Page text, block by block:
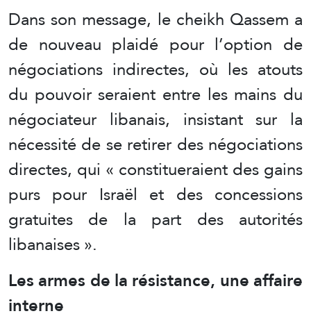
Dans son message, le cheikh Qassem a
de nouveau plaidé pour l’option de
négociations indirectes, où les atouts
du pouvoir seraient entre les mains du
négociateur libanais, insistant sur la
nécessité de se retirer des négociations
directes, qui « constitueraient des gains
purs pour Israël et des concessions
gratuites de la part des autorités
libanaises ».
Les armes de la résistance, une affaire
interne